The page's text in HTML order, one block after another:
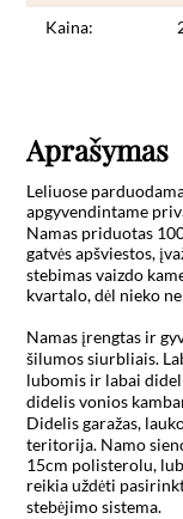
Kaina:
Aprašymas
Leliuose
apgyvendintame
Namas priduotas
gatvės apšviestos,
stebimas vaizdo
kvartalo, dėl nieko
Namas įrengtas ir
šilumos siurbliais.
lubomis ir labai
didelis vonios
Didelis garažas,
teritorija. Namo
15cm polisterolu,
reikia uždėti
stebėjimo sistema.